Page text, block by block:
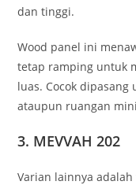
dan tinggi.
Wood panel ini
tetap ramping untuk
luas. Cocok
ataupun ruangan
3. MEVVAH 202
Varian lainnya adalah